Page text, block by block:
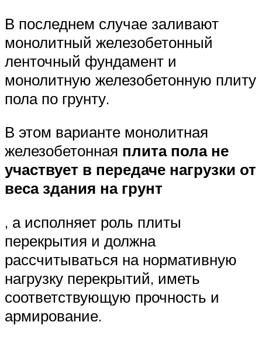
В последнем случае заливают
монолитный железобетонный
ленточный фундамент и
монолитную железобетонную плиту
пола по грунту.
В этом варианте монолитная
железобетонная плита пола не
участвует в передаче нагрузки от
веса здания на грунт
, а исполняет роль плиты
перекрытия и должна
рассчитываться на нормативную
нагрузку перекрытий, иметь
соответствующую прочность и
армирование.